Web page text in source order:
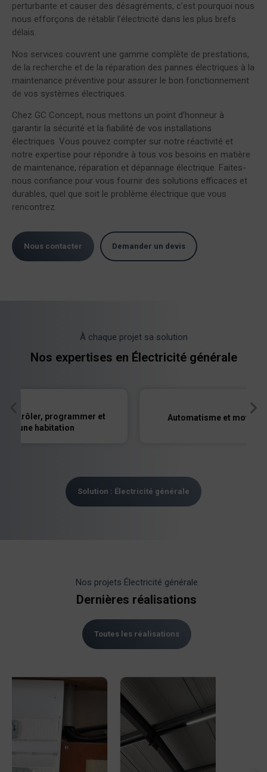
perturbante et causer des désagréments, c’est pourquoi nous
nous efforçons de rétablir l’électricité dans les plus brefs
délais.
Nos services couvrent une gamme complète de prestations,
de la recherche et de la réparation des pannes électriques à la
maintenance préventive pour assurer le bon fonctionnement
de vos systèmes électriques.
Chez GC Concept, nous mettons un point d’honneur à
garantir la sécurité et la fiabilité de vos installations
électriques. Vous pouvez compter sur notre réactivité et
notre expertise pour répondre à tous vos besoins en matière
de maintenance, réparation et dépannage électrique. Faites-
nous confiance pour vous fournir des solutions efficaces et
durables, quel que soit le problème électrique que vous
rencontrez.
Nous contacter Demander un devis
À chaque projet sa solution
Nos expertises en Électricité générale
contrôler, programmer et
une habitation
Automatisme et
Solution : Électricité générale
Nos projets Électricité générale
Dernières réalisations
Toutes les réalisations